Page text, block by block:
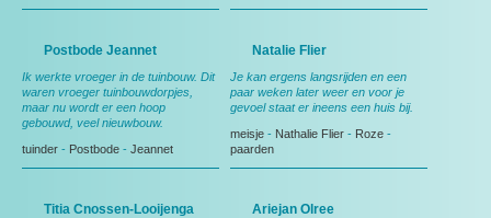
Postbode Jeannet
Ik werkte vroeger in de tuinbouw. Dit
waren vroeger tuinbouwdorpjes,
maar nu wordt er een hoop
gebouwd, veel nieuwbouw.
tuinder - Postbode - Jeannet
Natalie Flier
Je kan ergens langsrijden en een
paar weken later weer en voor je
gevoel staat er ineens een huis bij.
meisje - Nathalie Flier - Roze -
paarden
Titia Cnossen-Looijenga Ariejan Olree